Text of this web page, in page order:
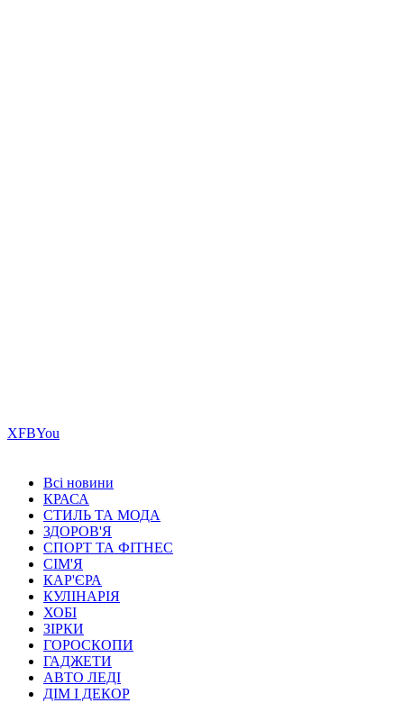
ХFBYou
Всі новини
КРАСА
СТИЛЬ ТА МОДА
ЗДОРОВ'Я
СПОРТ ТА ФІТНЕС
СІМ'Я
КАР'ЄРА
КУЛІНАРІЯ
ХОБІ
ЗІРКИ
ГОРОСКОПИ
ГАДЖЕТИ
АВТО ЛЕДІ
ДІМ І ДЕКОР